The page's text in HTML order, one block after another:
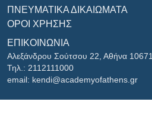
ΠΝΕΥΜΑΤΙΚΆ ΔΙΚΑΙΏΜΑΤΑ
ΌΡΟΙ ΧΡΉΣΗΣ
ΕΠΙΚΟΙΝΩΝΊΑ
Αλεξάνδρου Σούτσου 22, Αθήνα 10671
Τηλ.: 2112111000
email: kendi@academyofathens.gr